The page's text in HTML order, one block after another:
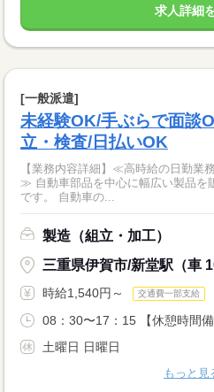
求人詳細
[一般派遣]
未経験OK/手ぶらで面談
立・検査/日払いOK
【業務内容詳細】≪高時給の日勤業
≫ 自動車部品を中心に幅広い製品を
です。 自動車の...
製造（組立・加工）
三重県伊賀市/新堂駅（車
時給1,540円～ 交通費一部支給
08：30〜17：15 【休憩時間備
土曜日 日曜日
もっと見